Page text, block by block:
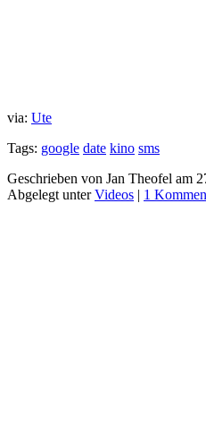
via: Ute
Tags: google date kino sms
Geschrieben von Jan Theofel am
Abgelegt unterVideos | 1